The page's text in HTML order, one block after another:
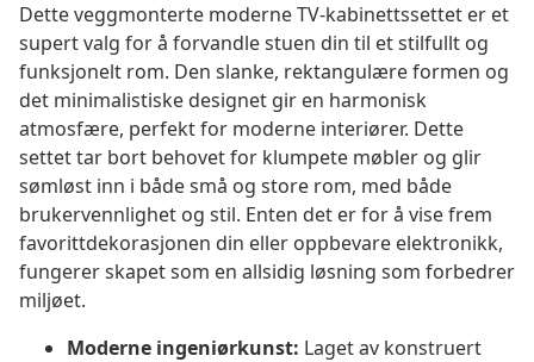
Dette veggmonterte moderne TV-kabinettssettet er et
supert valg for å forvandle stuen din til et stilfullt og
funksjonelt rom. Den slanke, rektangulære formen og
det minimalistiske designet gir en harmonisk
atmosfære, perfekt for moderne interiører. Dette
settet tar bort behovet for klumpete møbler og glir
sømløst inn i både små og store rom, med både
brukervennlighet og stil. Enten det er for å vise frem
favorittdekorasjonen din eller oppbevare elektronikk,
fungerer skapet som en allsidig løsning som forbedrer
miljøet.
Moderne ingeniørkunst: Laget av konstruert